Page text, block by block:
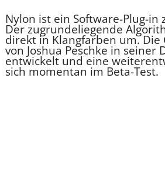
Nylon ist ein Software-Plug-
Der zugrundeliegende
direkt in Klangfarben um. Die
von Joshua Peschke in
entwickelt und eine
sich momentan im Beta-Test.